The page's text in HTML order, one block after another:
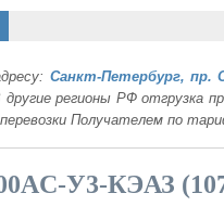
Санкт-Петербург, пр.
регионы РФ
Получателем по
У3-КЭАЗ